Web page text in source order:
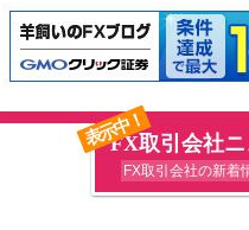
表示中！
FX取引会社
FX取引会社の新着